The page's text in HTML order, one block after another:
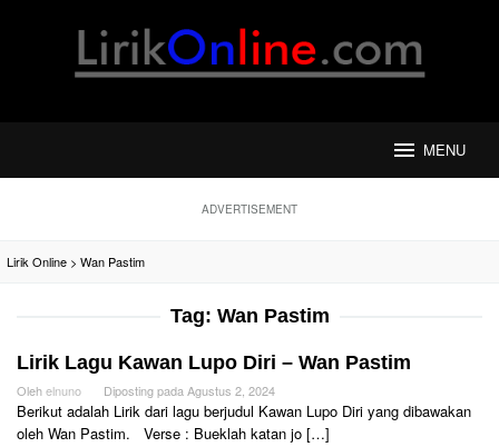
MENU
ADVERTISEMENT
Lirik Online > Wan Pastim
Tag: Wan Pastim
Lirik Lagu Kawan Lupo Diri – Wan Pastim
Olehelnuno Diposting pada Agustus 2, 2024
Berikut adalah Lirik dari lagu berjudul Kawan Lupo Diri yang dibawakan
oleh Wan Pastim. Verse : Bueklah katan jo […]